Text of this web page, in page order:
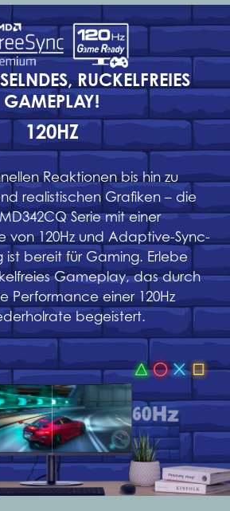
RUCKELFREIES
GAMEPLAY!
120HZ
Reaktionen bis hin zu
realistischen Grafiken – die
Serie mit einer
von 120Hz und Adaptive-Sync-
ist bereit für Gaming. Erlebe
Gameplay, das durch
Performance einer 120Hz
begeistert.